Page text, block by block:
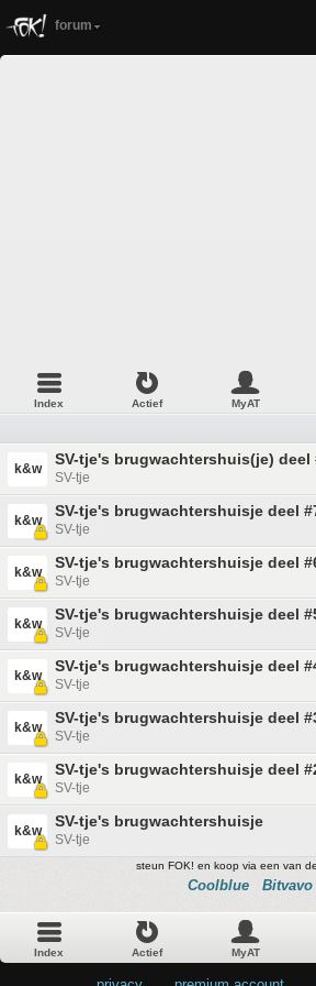
forum
Index Actief MyAT
k&w
SV-tje's brugwachtershuis(je)
SV-tje
k&w
SV-tje's brugwachtershuisje deel
SV-tje
k&w
SV-tje's brugwachtershuisje deel
SV-tje
k&w
SV-tje's brugwachtershuisje deel
SV-tje
k&w
SV-tje's brugwachtershuisje deel
SV-tje
k&w
SV-tje's brugwachtershuisje deel
SV-tje
k&w
SV-tje's brugwachtershuisje deel
SV-tje
k&w
SV-tje's brugwachtershuisje
SV-tje
steun FOK! en koop via een van
Coolblue Bitvavo
Index Actief MyAT